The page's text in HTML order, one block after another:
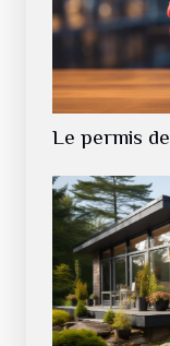
Le permis